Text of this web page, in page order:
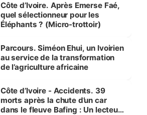
Côte d’Ivoire. Après Emerse Faé,
quel sélectionneur pour les
Éléphants ? (Micro-trottoir)
Parcours. Siméon Ehui, un Ivoirien
au service de la transformation
de l’agriculture africaine
Côte d’Ivoire - Accidents. 39
morts après la chute d’un car
dans le fleuve Bafing : Un lecteur